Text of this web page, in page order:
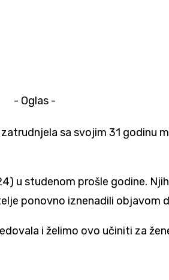
- Oglas -
sa svojim 31 godinu
u studenom prošle godine.
ponovno iznenadili objavom
i želimo ovo učiniti za